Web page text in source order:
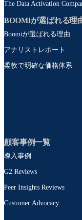
The Data Activation
BOOMIが選ばれる理
Boomiが選ばれる理由
アナリストレポート
柔軟で明確な価格体系
顧客事例一覧
導入事例
G2 Reviews
Peer Insights Reviews
Customer Advocacy